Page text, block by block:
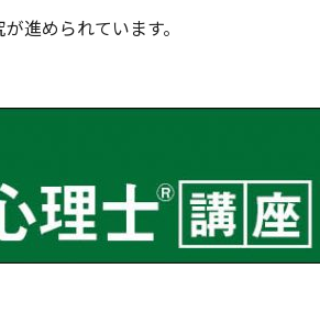
進められています。